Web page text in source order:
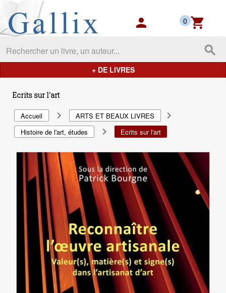
Gallix - les mondes du livres
person shopping_cart
0
search
+ DE LIVRES
Ecrits sur l'art
Accueil navigate_next ARTS ET BEAUX LIVRES navigate_next
Histoire de l'art, études navigate_next Ecrits sur l'art